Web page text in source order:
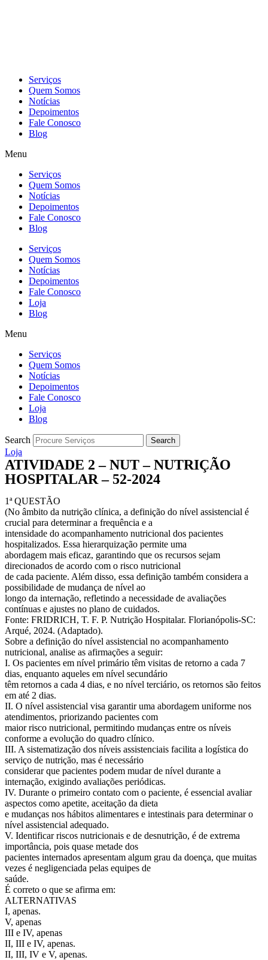
Serviços
Quem Somos
Notícias
Depoimentos
Fale Conosco
Blog
Menu
Serviços
Quem Somos
Notícias
Depoimentos
Fale Conosco
Blog
Serviços
Quem Somos
Notícias
Depoimentos
Fale Conosco
Loja
Blog
Menu
Serviços
Quem Somos
Notícias
Depoimentos
Fale Conosco
Loja
Blog
Search Search
Loja
ATIVIDADE 2 – NUT – NUTRIÇÃO
HOSPITALAR – 52-2024
1ª QUESTÃO
(No âmbito da nutrição clínica, a definição do nível assistencial é
crucial para determinar a frequência e a
intensidade do acompanhamento nutricional dos pacientes
hospitalizados. Essa hierarquização permite uma
abordagem mais eficaz, garantindo que os recursos sejam
direcionados de acordo com o risco nutricional
de cada paciente. Além disso, essa definição também considera a
possibilidade de mudança de nível ao
longo da internação, refletindo a necessidade de avaliações
contínuas e ajustes no plano de cuidados.
Fonte: FRIDRICH, T. F. P. Nutrição Hospitalar. Florianópolis-SC:
Arqué, 2024. (Adaptado).
Sobre a definição do nível assistencial no acompanhamento
nutricional, analise as afirmações a seguir:
I. Os pacientes em nível primário têm visitas de retorno a cada 7
dias, enquanto aqueles em nível secundário
têm retornos a cada 4 dias, e no nível terciário, os retornos são feitos
em até 2 dias.
II. O nível assistencial visa garantir uma abordagem uniforme nos
atendimentos, priorizando pacientes com
maior risco nutricional, permitindo mudanças entre os níveis
conforme a evolução do quadro clínico.
III. A sistematização dos níveis assistenciais facilita a logística do
serviço de nutrição, mas é necessário
considerar que pacientes podem mudar de nível durante a
internação, exigindo avaliações periódicas.
IV. Durante o primeiro contato com o paciente, é essencial avaliar
aspectos como apetite, aceitação da dieta
e mudanças nos hábitos alimentares e intestinais para determinar o
nível assistencial adequado.
V. Identificar riscos nutricionais e de desnutrição, é de extrema
importância, pois quase metade dos
pacientes internados apresentam algum grau da doença, que muitas
vezes é negligenciada pelas equipes de
saúde.
É correto o que se afirma em:
ALTERNATIVAS
I, apenas.
V, apenas
III e IV, apenas
II, III e IV, apenas.
II, III, IV e V, apenas.